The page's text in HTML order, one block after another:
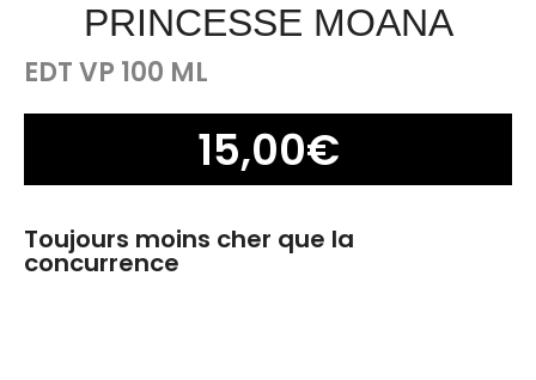
PRINCESSE MOANA
EDT VP 100 ML
15,00€
Toujours moins cher que la
concurrence